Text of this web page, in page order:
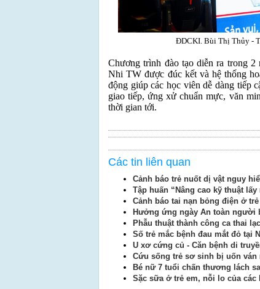
ĐDCKI. Bùi Thị Thủy -
Chương trình đào tạo diễn ra trong
Nhi TW được đúc kết và hệ thống
động giúp các học viên dễ dàng tiếp
giao tiếp, ứng xử chuẩn mực, văn
thời gian tới.
Các tin liên quan
Cảnh báo trẻ nuốt dị vật nguy
Tập huấn “Nâng cao kỹ thuật
Cảnh báo tai nạn bỏng điện ở
Hưởng ứng ngày An toàn người
Phẫu thuật thành công ca thai
Số trẻ mắc bệnh đau mắt đỏ tại
U xơ cứng củ - Căn bệnh di
Cứu sống trẻ sơ sinh bị uốn ván
Bé nữ 7 tuổi chấn thương lách
Sặc sữa ở trẻ em, nỗi lo của các